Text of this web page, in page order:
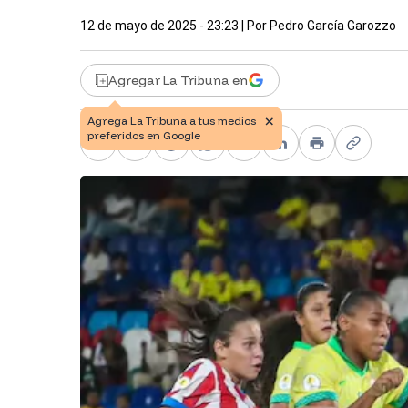
12 de mayo de 2025 - 23:23 | Por Pedro García Garozzo
Agregar La Tribuna en
Facebook
X TelegramWhatsApp
PinterestLinkedIn
PrintCopy